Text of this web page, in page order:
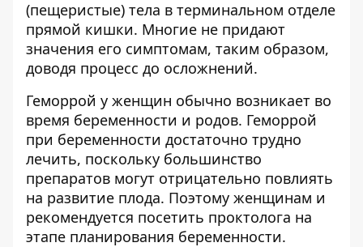
(пещеристые) тела в терминальном отделе
прямой кишки. Многие не придают
значения его симптомам, таким образом,
доводя процесс до осложнений.
Геморрой у женщин обычно возникает во
время беременности и родов. Геморрой
при беременности достаточно трудно
лечить, поскольку большинство
препаратов могут отрицательно повлиять
на развитие плода. Поэтому женщинам и
рекомендуется посетить проктолога на
этапе планирования беременности.